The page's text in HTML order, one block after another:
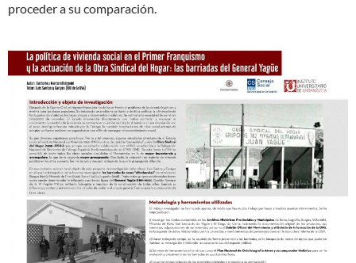
proceder a su comparación.